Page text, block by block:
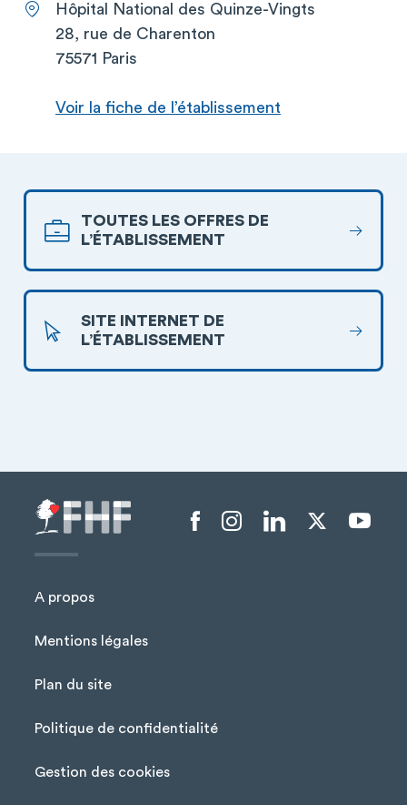
Hôpital National des Quinze-Vingts
28, rue de Charenton
75571 Paris
Voir la fiche de l’établissement
TOUTES LES OFFRES DE
L’ÉTABLISSEMENT
SITE INTERNET DE
L’ÉTABLISSEMENT
Menu Pied de page
A propos
Mentions légales
Plan du site
Politique de confidentialité
Gestion des cookies
Menu liens sociaux